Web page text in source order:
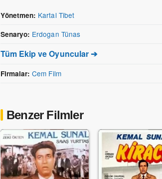
Yönetmen: Kartal Tibet
Senaryo: Erdogan Tünas
Tüm Ekip ve Oyuncular ➔
Firmalar: Cem Film
Benzer Filmler